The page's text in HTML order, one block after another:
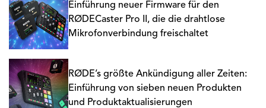
Einführung neuer Firmware für den
RØDECaster Pro II, die die drahtlose
Mikrofonverbindung freischaltet
RØDE’s größte Ankündigung aller Zeiten:
Einführung von sieben neuen Produkten
und Produktaktualisierungen